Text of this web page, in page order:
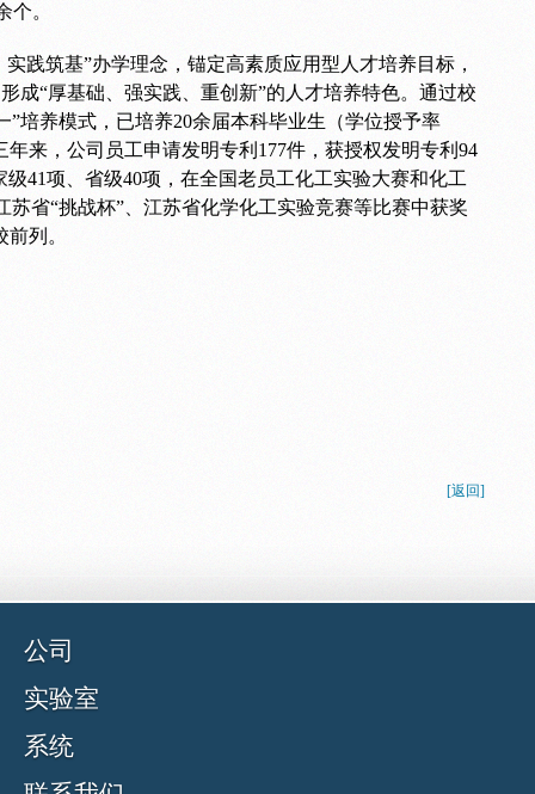
个。
践筑基”办学理念，锚定高素质应用型人才培养目标，
成“厚基础、强实践、重创新”的人才培养特色。通过校
培养模式，已培养20余届本科毕业生（学位授予率
来，公司员工申请发明专利177件，获授权发明专利94
41项、省级40项，在全国老员工化工实验大赛和化工
省“挑战杯”、江苏省化学化工实验竞赛等比赛中获奖
列。
[返回]
公司
实验室
系统